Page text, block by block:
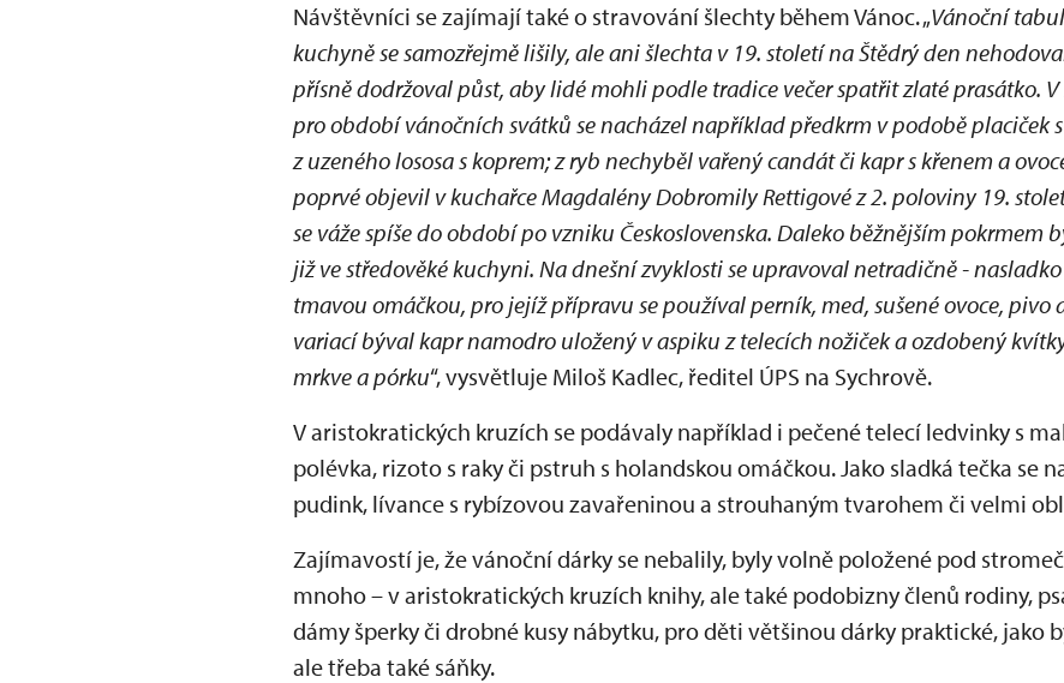
Návštěvníci se zajímají také o stravování šlechty během Vánoc. „Vánoční
kuchyně se samozřejmě lišily, ale ani šlechta v 19. století na Štědrý den
přísně dodržoval půst, aby lidé mohli podle tradice večer spatřit zlaté prasátko.
pro období vánočních svátků se nacházel například předkrm v podobě placiček
z uzeného lososa s koprem; z ryb nechyběl vařený candát či kapr s křenem a
poprvé objevil v kuchařce Magdalény Dobromily Rettigové z 2. poloviny 19.
se váže spíše do období po vzniku Československa. Daleko běžnějším pokrmem
již ve středověké kuchyni. Na dnešní zvyklosti se upravoval netradičně -
tmavou omáčkou, pro jejíž přípravu se používal perník, med, sušené ovoce, pivo
variací býval kapr namodro uložený v aspiku z telecích nožiček a ozdobený
mrkve a pórku“, vysvětluje Miloš Kadlec, ředitel ÚPS na Sychrově.
V aristokratických kruzích se podávaly například i pečené telecí ledvinky s
polévka, rizoto s raky či pstruh s holandskou omáčkou. Jako sladká tečka se
pudink, lívance s rybízovou zavařeninou a strouhaným tvarohem či velmi
Zajímavostí je, že vánoční dárky se nebalily, byly volně položené pod
mnoho – v aristokratických kruzích knihy, ale také podobizny členů rodiny,
dámy šperky či drobné kusy nábytku, pro děti většinou dárky praktické, jako
ale třeba také sáňky.